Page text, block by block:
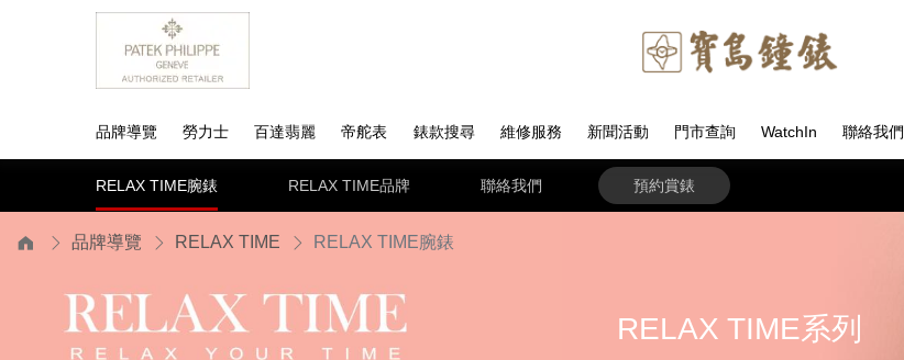
品牌導覽 勞力士 百達翡麗 帝舵表 錶款搜尋 維修服務 新聞活動 門市查詢 WatchIn 聯絡我們
RELAX TIME腕錶 RELAX TIME品牌 聯絡我們 預約賞錶
RELAX TIME系列
品牌導覽 RELAX TIME RELAX TIME腕錶